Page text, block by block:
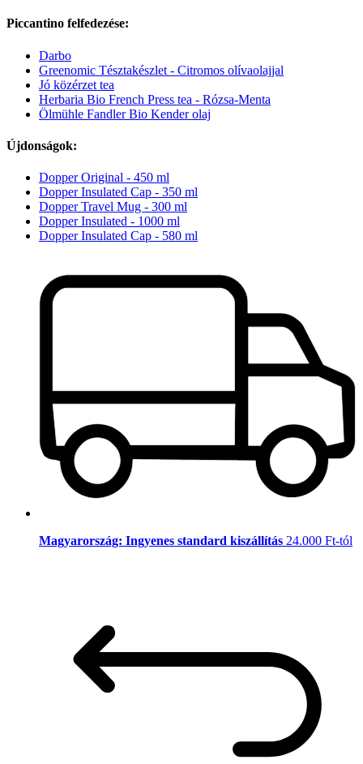
Piccantino felfedezése:
Darbo
Greenomic Tésztakészlet - Citromos olívaolajjal
Jó közérzet tea
Herbaria Bio French Press tea - Rózsa-Menta
Ölmühle Fandler Bio Kender olaj
Újdonságok:
Dopper Original - 450 ml
Dopper Insulated Cap - 350 ml
Dopper Travel Mug - 300 ml
Dopper Insulated - 1000 ml
Dopper Insulated Cap - 580 ml
Magyarország: Ingyenes standard kiszállítás 24.000 Ft-tól